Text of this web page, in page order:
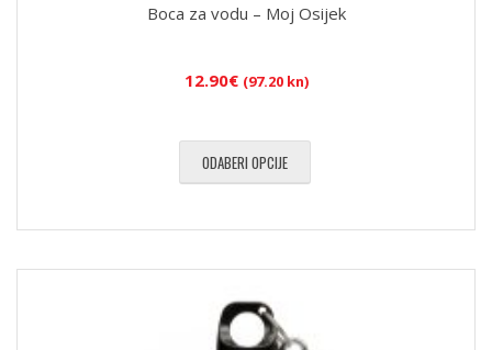
Boca za vodu – Moj Osijek
12.90€ (97.20 kn)
ODABERI OPCIJE